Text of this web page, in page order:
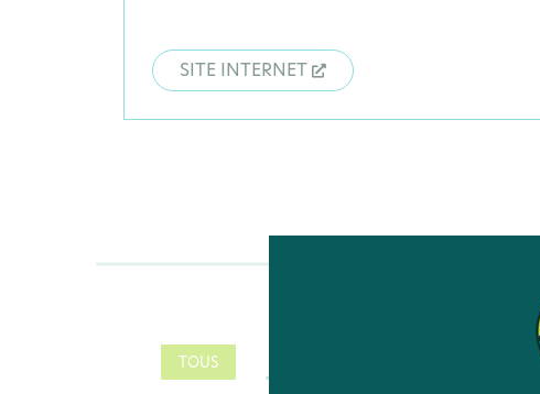
SITE INTERNET
TOUS